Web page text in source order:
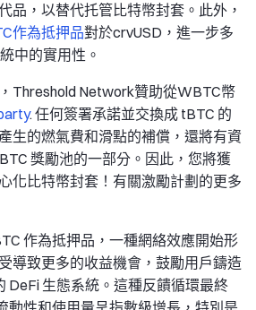
品，以替代托管比特幣封套。此外，
作為抵押品對於crvUSD，進一步多
中的實用性。
Threshold Network贊助從WBTC幣
. 任何簽署承諾並交換成 tBTC 的
生的燃氣費和滑點的補償，還將有資
獎勵池的一部分。因此，您將獲
化比特幣封套！有關激勵計劃的更多
作為抵押品，一種網絡效應開始形
導致更多的收益機會，鼓勵用戶鑄造
DeFi 生態系統。這種反饋循環最終